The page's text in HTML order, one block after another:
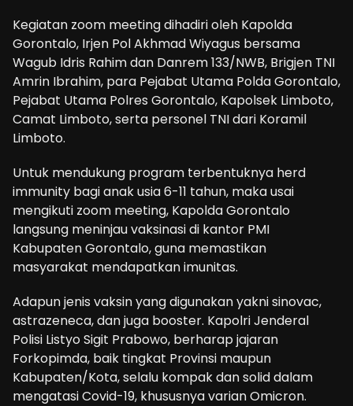
Kegiatan zoom meeting dihadiri oleh Kapolda
Gorontalo, Irjen Pol Akhmad Wiyagus bersama
Wagub Idris Rahim dan Danrem 133/NWB, Brigjen TNI
Amrin Ibrahim, para Pejabat Utama Polda Gorontalo,
Pejabat Utama Polres Gorontalo, Kapolsek Limboto,
Camat Limboto, serta personel TNI dari Koramil
Limboto.
Untuk mendukung program terbentuknya herd
immunity bagi anak usia 6-11 tahun, maka usai
mengikuti zoom meeting, Kapolda Gorontalo
langsung meninjau vaksinasi di kantor PMI
Kabupaten Gorontalo, guna memastikan
masyarakat mendapatkan imunitas.
Adapun jenis vaksin yang digunakan yakni sinovac,
astrazeneca, dan juga booster. Kapolri Jenderal
Polisi Listyo Sigit Prabowo, berharap jajaran
Forkopimda, baik tingkat Provinsi maupun
Kabupaten/Kota, selalu kompak dan solid dalam
mengatasi Covid-19, khususnya varian Omicron.